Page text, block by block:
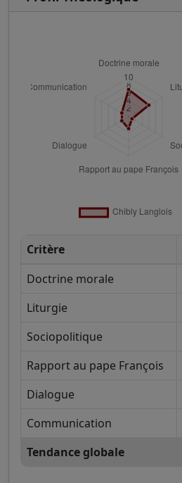
Critère
Doctrine morale
Liturgie
Sociopolitique
Rapport au pape François
Dialogue
Communication
Tendance globale